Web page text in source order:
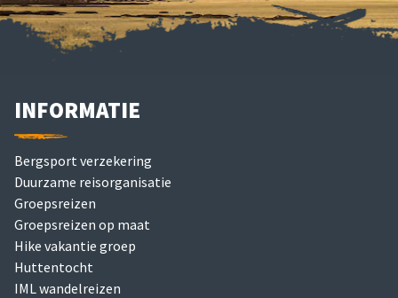
INFORMATIE
Bergsport verzekering
Duurzame reisorganisatie
Groepsreizen
Groepsreizen op maat
Hike vakantie groep
Huttentocht
IML wandelreizen